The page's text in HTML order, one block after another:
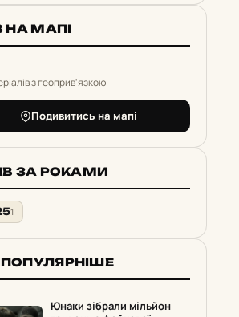
НА МАПІ
з геоприв'язкою
Подивитись на мапі
ЗА РОКАМИ
1
Юнаки зібрали мільйон